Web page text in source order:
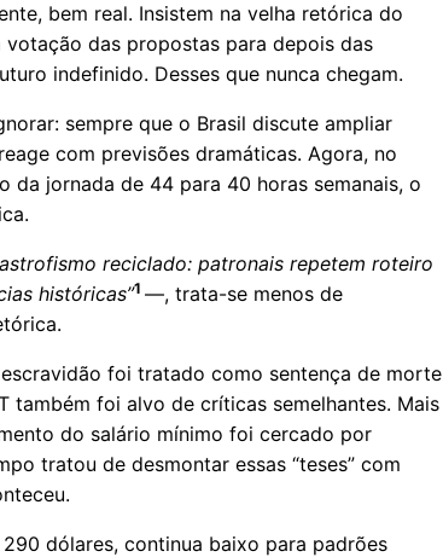
bem real. Insistem na velha retórica do
votação das propostas para depois das
indefinido. Desses que nunca chegam.
sempre que o Brasil discute ampliar
com previsões dramáticas. Agora, no
da jornada de 44 para 40 horas semanais, o
reciclado: patronais repetem roteiro
históricas”1 —, trata-se menos de
foi tratado como sentença de morte
também foi alvo de críticas semelhantes. Mais
do salário mínimo foi cercado por
tratou de desmontar essas “teses” com
dólares, continua baixo para padrões